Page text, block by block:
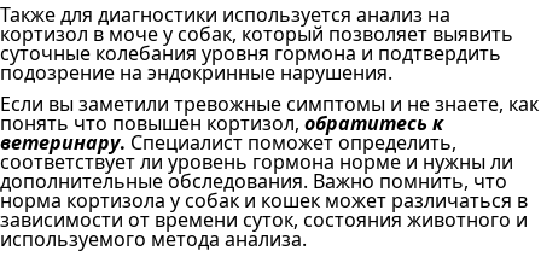
Также для диагностики используется анализ на
кортизол в моче у собак, который позволяет выявить
суточные колебания уровня гормона и подтвердить
подозрение на эндокринные нарушения.
Если вы заметили тревожные симптомы и не знаете, как
понять что повышен кортизол, обратитесь к
ветеринару. Специалист поможет определить,
соответствует ли уровень гормона норме и нужны ли
дополнительные обследования. Важно помнить, что
норма кортизола у собак и кошек может различаться в
зависимости от времени суток, состояния животного и
используемого метода анализа.